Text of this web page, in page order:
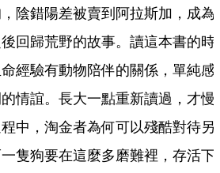
陰錯陽差被賣到阿拉斯加，成為
回歸荒野的故事。讀這本書的時
經驗有動物陪伴的關係，單純感
情誼。長大一點重新讀過，才慢
中，淘金者為何可以殘酷對待另
隻狗要在這麼多磨難裡，存活下